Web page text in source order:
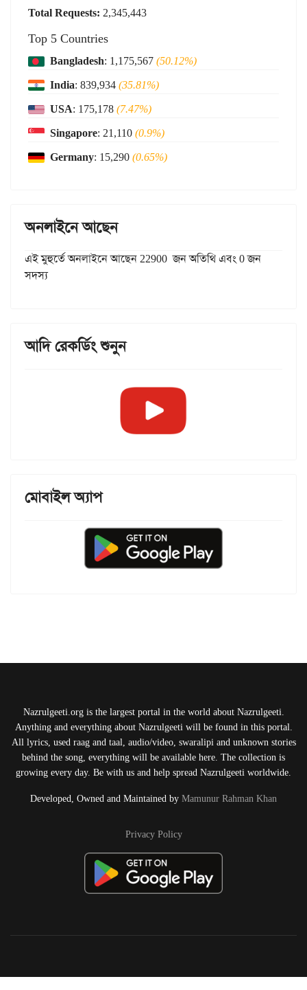
Total Requests: 2,345,443
Top 5 Countries
Bangladesh: 1,175,567(50.12%)
India: 839,934(35.81%)
USA: 175,178(7.47%)
Singapore: 21,110(0.9%)
Germany: 15,290(0.65%)
অনলাইনে আছেন
এই মুহুর্তে অনলাইনে আছেন 22900 জন অতিথি এবং 0 জন
সদস্য
আদি রেকর্ডিং শুনুন
মোবাইল অ্যাপ
Nazrulgeeti.org is the largest portal in the world about Nazrulgeeti.
Anything and everything about Nazrulgeeti will be found in this portal.
All lyrics, used raag and taal, audio/video, swaralipi and unknown stories
behind the song, everything will be available here. The collection is
growing every day. Be with us and help spread Nazrulgeeti worldwide.
Developed, Owned and Maintained by Mamunur Rahman Khan
Privacy Policy